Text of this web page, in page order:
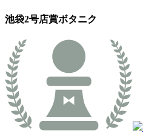
池袋2号店賞ボタニク